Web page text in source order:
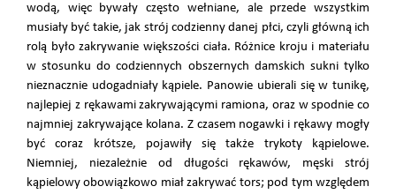
wodą, więc bywały często wełniane, ale przede wszystkim
musiały być takie, jak strój codzienny danej płci, czyli główną ich
rolą było zakrywanie większości ciała. Różnice kroju i materiału
w stosunku do codziennych obszernych damskich sukni tylko
nieznacznie udogadniały kąpiele. Panowie ubierali się w tunikę,
najlepiej z rękawami zakrywającymi ramiona, oraz w spodnie co
najmniej zakrywające kolana. Z czasem nogawki i rękawy mogły
być coraz krótsze, pojawiły się także trykoty kąpielowe.
Niemniej, niezależnie od długości rękawów, męski strój
kąpielowy obowiązkowo miał zakrywać tors; pod tym względem